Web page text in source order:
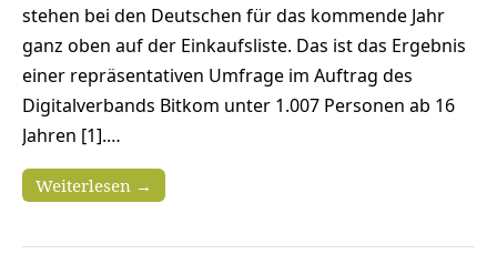
stehen bei den Deutschen für das kommende Jahr
ganz oben auf der Einkaufsliste. Das ist das Ergebnis
einer repräsentativen Umfrage im Auftrag des
Digitalverbands Bitkom unter 1.007 Personen ab 16
Jahren [1].…
Weiterlesen →